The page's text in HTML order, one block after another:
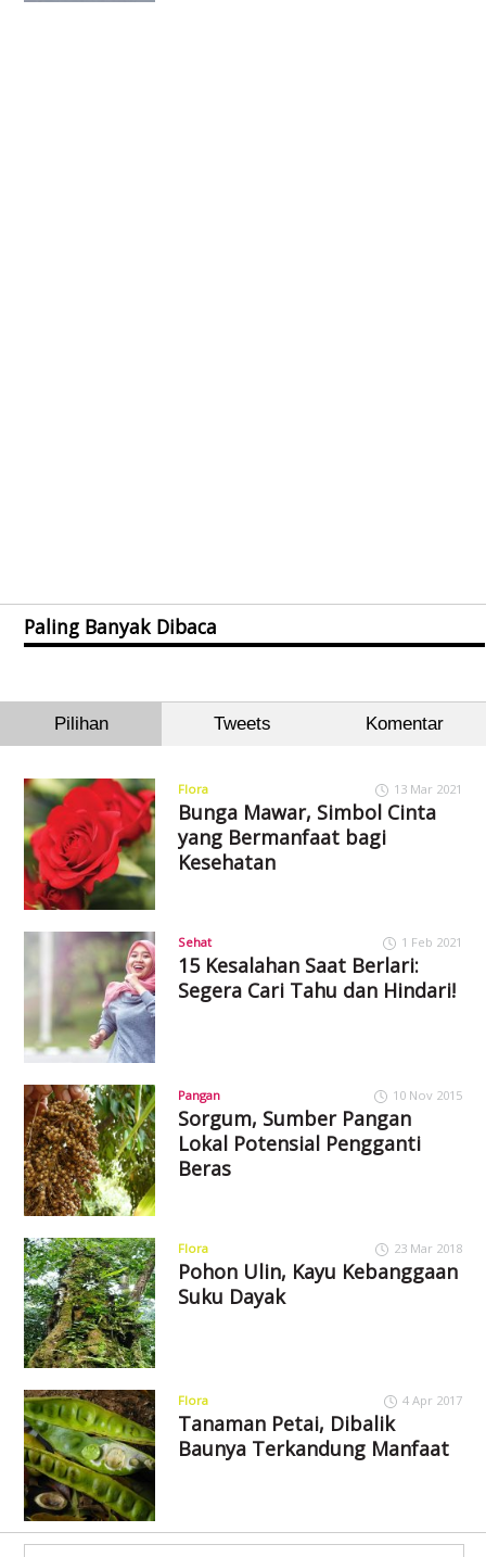
Paling Banyak Dibaca
Pilihan Tweets Komentar
Flora 13 Mar 2021
Bunga Mawar, Simbol Cinta
yang Bermanfaat bagi
Kesehatan
Sehat 1 Feb 2021
15 Kesalahan Saat Berlari:
Segera Cari Tahu dan Hindari!
Pangan 10 Nov 2015
Sorgum, Sumber Pangan
Lokal Potensial Pengganti
Beras
Flora 23 Mar 2018
Pohon Ulin, Kayu Kebanggaan
Suku Dayak
Flora 4 Apr 2017
Tanaman Petai, Dibalik
Baunya Terkandung Manfaat